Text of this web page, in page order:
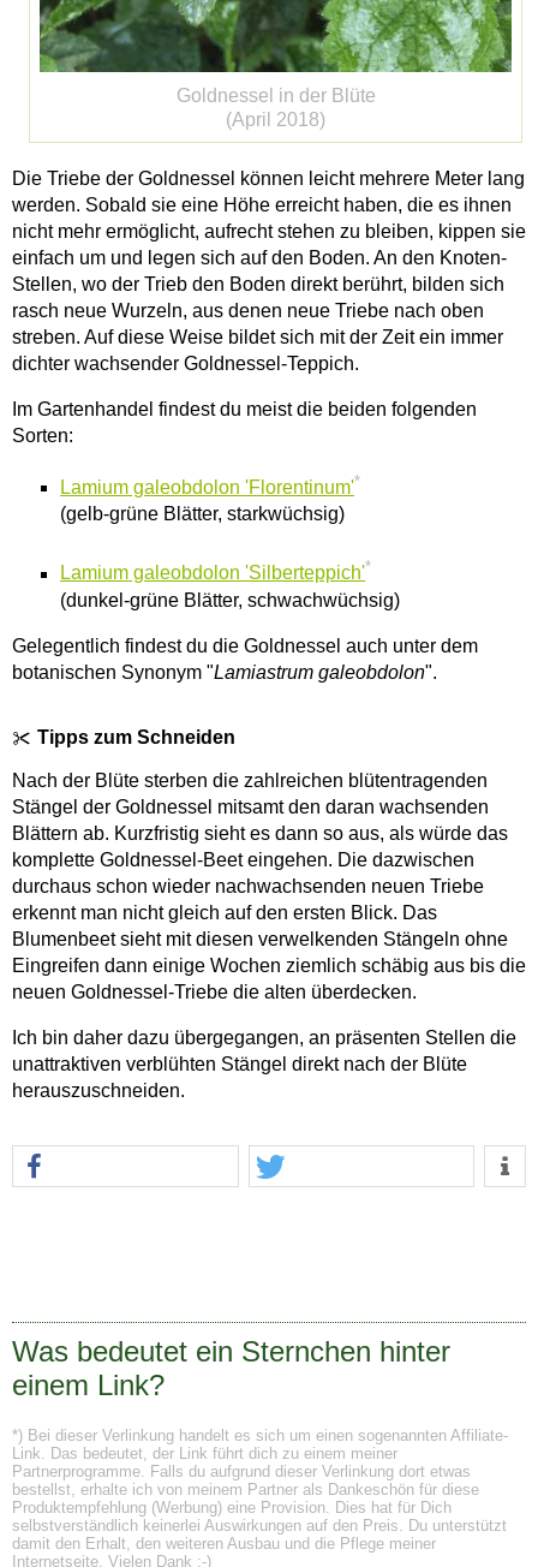
Goldnessel in der Blüte
(April 2018)
Die Triebe der Goldnessel können leicht mehrere Meter lang
werden. Sobald sie eine Höhe erreicht haben, die es ihnen
nicht mehr ermöglicht, aufrecht stehen zu bleiben, kippen sie
einfach um und legen sich auf den Boden. An den Knoten-
Stellen, wo der Trieb den Boden direkt berührt, bilden sich
rasch neue Wurzeln, aus denen neue Triebe nach oben
streben. Auf diese Weise bildet sich mit der Zeit ein immer
dichter wachsender Goldnessel-Teppich.
Im Gartenhandel findest du meist die beiden folgenden
Sorten:
Lamium galeobdolon 'Florentinum'*
(gelb-grüne Blätter, starkwüchsig)
Lamium galeobdolon 'Silberteppich'*
(dunkel-grüne Blätter, schwachwüchsig)
Gelegentlich findest du die Goldnessel auch unter dem
botanischen Synonym "Lamiastrum galeobdolon".
Tipps zum Schneiden
Nach der Blüte sterben die zahlreichen blütentragenden
Stängel der Goldnessel mitsamt den daran wachsenden
Blättern ab. Kurzfristig sieht es dann so aus, als würde das
komplette Goldnessel-Beet eingehen. Die dazwischen
durchaus schon wieder nachwachsenden neuen Triebe
erkennt man nicht gleich auf den ersten Blick. Das
Blumenbeet sieht mit diesen verwelkenden Stängeln ohne
Eingreifen dann einige Wochen ziemlich schäbig aus bis die
neuen Goldnessel-Triebe die alten überdecken.
Ich bin daher dazu übergegangen, an präsenten Stellen die
unattraktiven verblühten Stängel direkt nach der Blüte
herauszuschneiden.
Was bedeutet ein Sternchen hinter
einem Link?
*) Bei dieser Verlinkung handelt es sich um einen sogenannten Affiliate-
Link. Das bedeutet, der Link führt dich zu einem meiner
Partnerprogramme. Falls du aufgrund dieser Verlinkung dort etwas
bestellst, erhalte ich von meinem Partner als Dankeschön für diese
Produktempfehlung (Werbung) eine Provision. Dies hat für Dich
selbstverständlich keinerlei Auswirkungen auf den Preis. Du unterstützt
damit den Erhalt, den weiteren Ausbau und die Pflege meiner
Internetseite. Vielen Dank :-)